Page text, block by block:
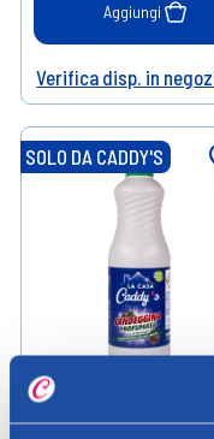
Aggiungi
Help
Verifica disp. in
SOLO DA CADDY'S
La Casa Caddy's
Caddy's Candeggina